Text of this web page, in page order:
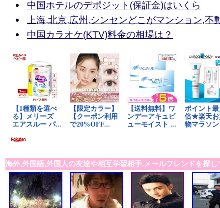
中国ホテルのデポジット(保証金)はいくら
上海,北京,広州,シンセンどこがマンション,不
中国カラオケ(KTV)料金の相場は？
海外,外国語,外国人の友達や相互学習相手,メールフレンドを探し